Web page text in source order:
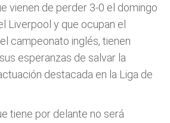
vienen de perder 3-0 el domingo
Liverpool y que ocupan el
campeonato inglés, tienen
esperanzas de salvar la
destacada en la Liga de
tiene por delante no será